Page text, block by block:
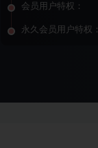
会员用户特权：
永久会员用户特权：